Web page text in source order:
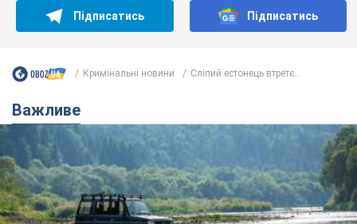
Підписатись Підписатись
Кримінальні новини Сліпий естонець втретє...
Важливе